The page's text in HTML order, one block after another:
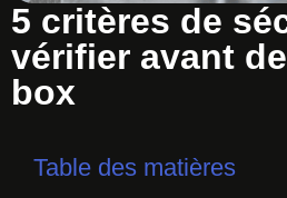
5 critères de
vérifier avant
box
Table des matières